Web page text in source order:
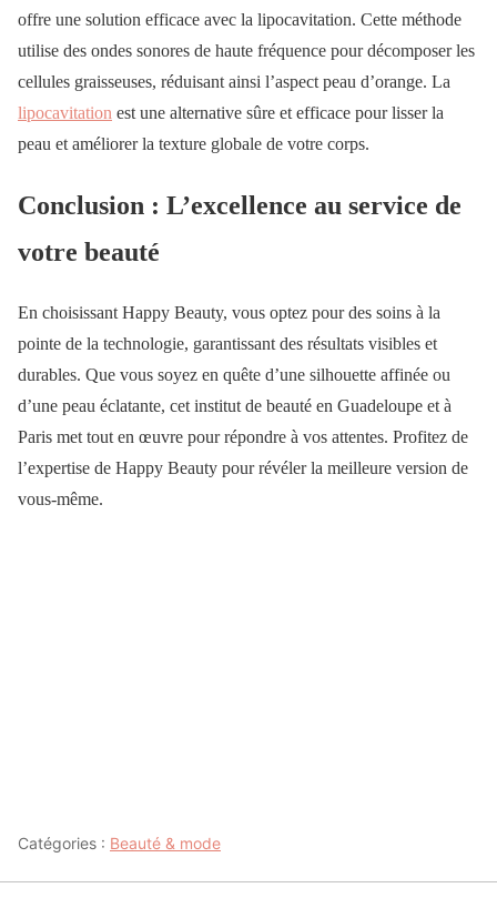
offre une solution efficace avec la lipocavitation. Cette méthode
utilise des ondes sonores de haute fréquence pour décomposer les
cellules graisseuses, réduisant ainsi l’aspect peau d’orange. La
lipocavitation est une alternative sûre et efficace pour lisser la
peau et améliorer la texture globale de votre corps.
Conclusion : L’excellence au service de
votre beauté
En choisissant Happy Beauty, vous optez pour des soins à la
pointe de la technologie, garantissant des résultats visibles et
durables. Que vous soyez en quête d’une silhouette affinée ou
d’une peau éclatante, cet institut de beauté en Guadeloupe et à
Paris met tout en œuvre pour répondre à vos attentes. Profitez de
l’expertise de Happy Beauty pour révéler la meilleure version de
vous-même.
Catégories : Beauté & mode